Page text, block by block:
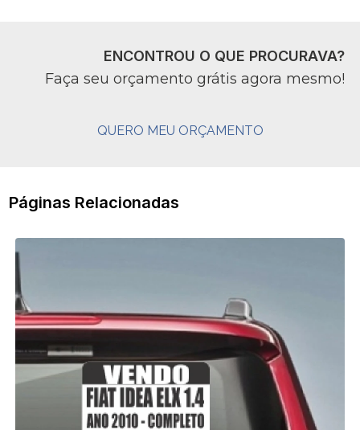
ENCONTROU O QUE PROCURAVA?
Faça seu orçamento grátis agora mesmo!
QUERO MEU ORÇAMENTO
Páginas Relacionadas